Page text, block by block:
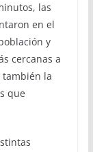
las
en el
y
cercanas a
también la
que